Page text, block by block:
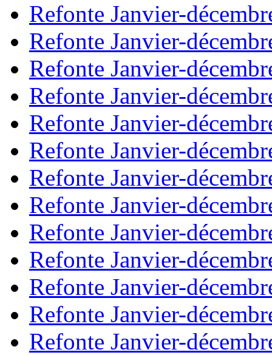
Refonte Janvier-
Refonte Janvier-
Refonte Janvier-
Refonte Janvier-
Refonte Janvier-
Refonte Janvier-
Refonte Janvier-
Refonte Janvier-
Refonte Janvier-
Refonte Janvier-
Refonte Janvier-
Refonte Janvier-
Refonte Janvier-